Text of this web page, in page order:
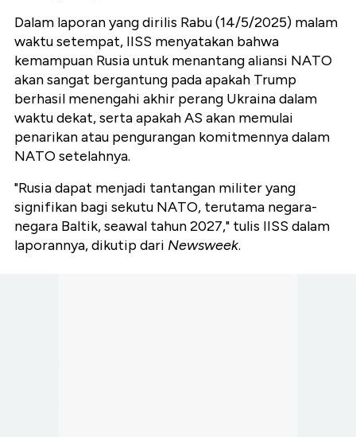
Dalam laporan yang dirilis Rabu (14/5/2025) malam
waktu setempat, IISS menyatakan bahwa
kemampuan Rusia untuk menantang aliansi NATO
akan sangat bergantung pada apakah Trump
berhasil menengahi akhir perang Ukraina dalam
waktu dekat, serta apakah AS akan memulai
penarikan atau pengurangan komitmennya dalam
NATO setelahnya.
"Rusia dapat menjadi tantangan militer yang
signifikan bagi sekutu NATO, terutama negara-
negara Baltik, seawal tahun 2027," tulis IISS dalam
laporannya, dikutip dari Newsweek.